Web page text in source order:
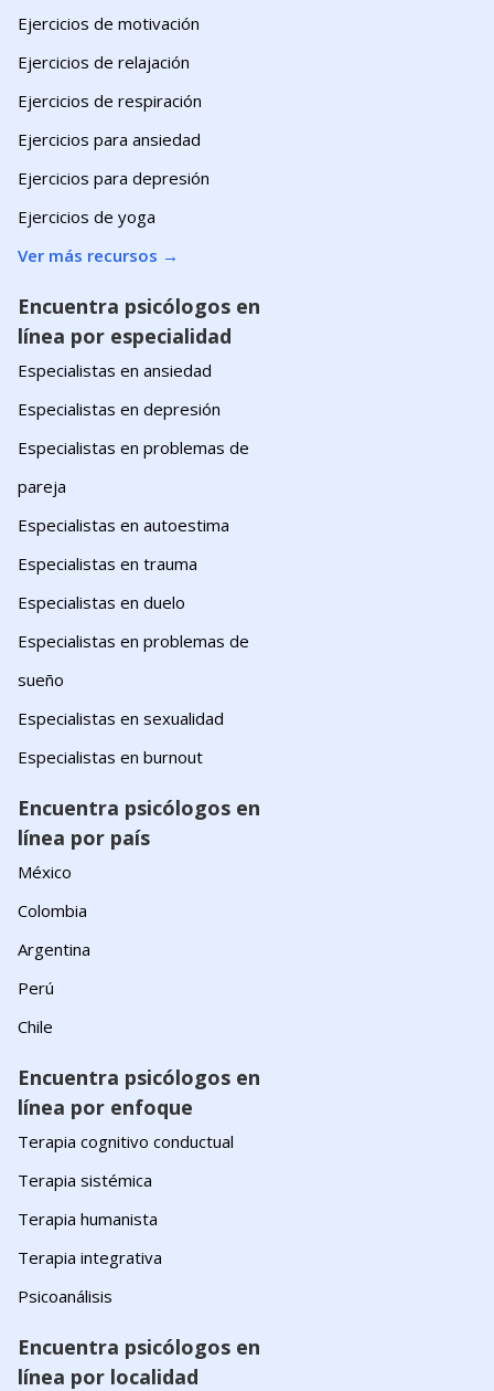
Ejercicios de motivación
Ejercicios de relajación
Ejercicios de respiración
Ejercicios para ansiedad
Ejercicios para depresión
Ejercicios de yoga
Ver más recursos →
Encuentra psicólogos en
línea por especialidad
Especialistas en ansiedad
Especialistas en depresión
Especialistas en problemas de
pareja
Especialistas en autoestima
Especialistas en trauma
Especialistas en duelo
Especialistas en problemas de
sueño
Especialistas en sexualidad
Especialistas en burnout
Encuentra psicólogos en
línea por país
México
Colombia
Argentina
Perú
Chile
Encuentra psicólogos en
línea por enfoque
Terapia cognitivo conductual
Terapia sistémica
Terapia humanista
Terapia integrativa
Psicoanálisis
Encuentra psicólogos en
línea por localidad